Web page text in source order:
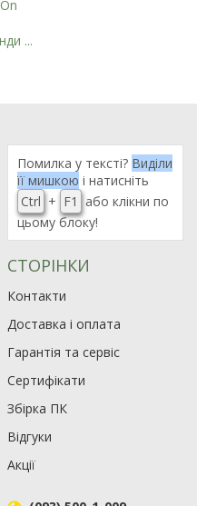
...
Помилка у тексті? Виділи
її мишкою і натисніть
Ctrl + F1
або клікни по
цьому блоку!
СТОРІНКИ
Контакти
Доставка і оплата
Гарантія та сервіс
Сертифікати
Збірка ПК
Відгуки
Акції